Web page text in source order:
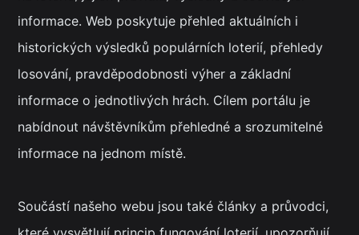
informace. Web poskytuje přehled aktuálních i
historických výsledků populárních loterií, přehledy
losování, pravděpodobnosti výher a základní
informace o jednotlivých hrách. Cílem portálu je
nabídnout návštěvníkům přehledné a srozumitelné
informace na jednom místě.
Součástí našeho webu jsou také články a průvodci,